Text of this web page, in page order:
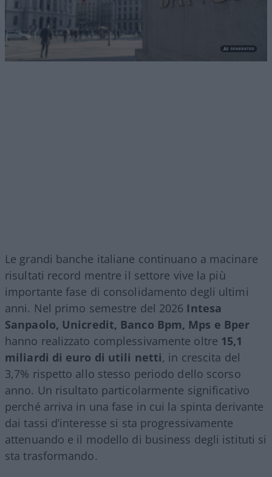
Le grandi banche italiane continuano a macinare
risultati record mentre il settore vive la più
importante fase di consolidamento degli ultimi
anni. Nel primo semestre del 2026 Intesa
Sanpaolo, Unicredit, Banco Bpm, Mps e Bper
hanno realizzato complessivamente oltre 15,1
miliardi di euro di utili netti, in crescita del
3,7% rispetto allo stesso periodo dello scorso
anno. Un risultato particolarmente significativo
perché arriva in una fase in cui la spinta derivante
dai tassi d’interesse si sta progressivamente
attenuando e il modello di business degli istituti si
sta trasformando.